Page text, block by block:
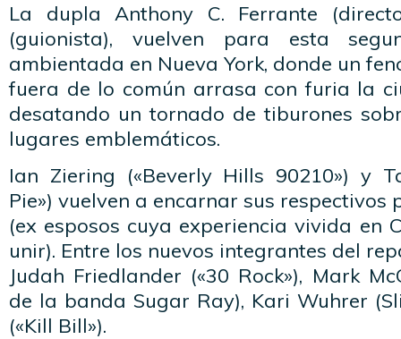
La dupla Anthony C. Ferrante
(guionista), vuelven para esta
ambientada en Nueva York, donde un
fuera de lo común arrasa con furia la
desatando un tornado de tiburones
lugares emblemáticos.
Ian Ziering («Beverly Hills 90210») y
Pie») vuelven a encarnar sus respectivos
(ex esposos cuya experiencia vivida en
unir). Entre los nuevos integrantes del
Judah Friedlander («30 Rock»), Mark
de la banda Sugar Ray), Kari Wuhrer
(«Kill Bill»).